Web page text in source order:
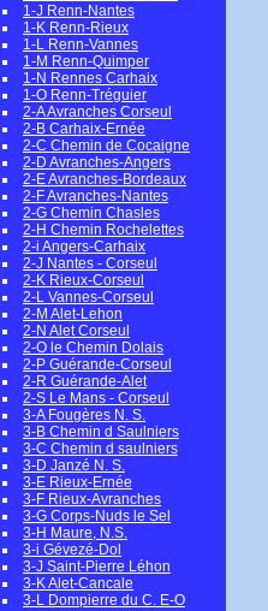
1-J Renn-Nantes
1-K Renn-Rieux
1-L Renn-Vannes
1-M Renn-Quimper
1-N Rennes Carhaix
1-O Renn-Tréguier
2-A Avranches Corseul
2-B Carhaix-Ernée
2-C Chemin de Cocaigne
2-D Avranches-Angers
2-E Avranches-Bordeaux
2-F Avranches-Nantes
2-G Chemin Chasles
2-H Chemin Rochelettes
2-i Angers-Carhaix
2-J Nantes - Corseul
2-K Rieux-Corseul
2-L Vannes-Corseul
2-M Alet-Lehon
2-N Alet Corseul
2-O le Chemin Dolais
2-P Guérande-Corseul
2-R Guérande-Alet
2-S Le Mans - Corseul
3-A Fougères N. S.
3-B Chemin d Saulniers
3-C Chemin d saulniers
3-D Janzé N. S.
3-E Rieux-Ernée
3-F Rieux-Avranches
3-G Corps-Nuds le Sel
3-H Maure, N.S.
3-i Gévezé-Dol
3-J Saint-Pierre Léhon
3-K Alet-Cancale
3-L Dompierre du C. E-O